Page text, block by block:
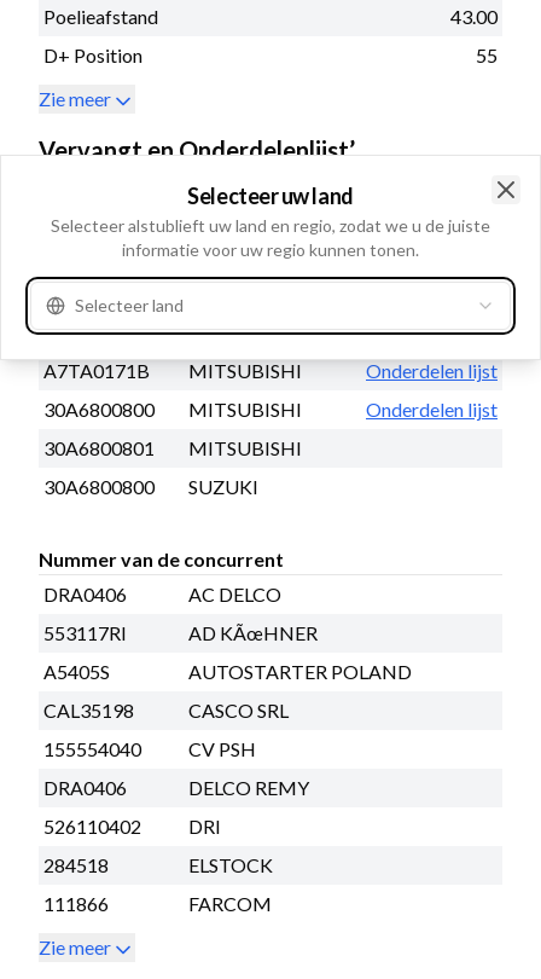
Poelieafstand
43.00
D+ Position
55
Zie meer
Vervangt en Onderdelenlijst’
OEM-nummer
A007TA0171
MITSUBISHI
Onderdelen lijst
A007TA0171B
A7TA0171
MITSUBISHI
Onderdelen lijst
A7TA0171B
MITSUBISHI
Onderdelen lijst
30A6800800
MITSUBISHI
Onderdelen lijst
30A6800801
MITSUBISHI
30A6800800
SUZUKI
Nummer van de concurrent
DRA0406
AC DELCO
553117RI
AD KÃœHNER
A5405S
AUTOSTARTER POLAND
CAL35198
CASCO SRL
155554040
CV PSH
DRA0406
DELCO REMY
526110402
DRI
284518
ELSTOCK
111866
FARCOM
Zie meer
Selecteer uw land
Selecteer alstublieft uw land en regio, zodat we u de juiste
informatie voor uw regio kunnen tonen.
Selecteer land